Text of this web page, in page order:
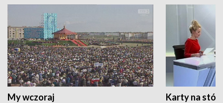
My wczoraj Karty na